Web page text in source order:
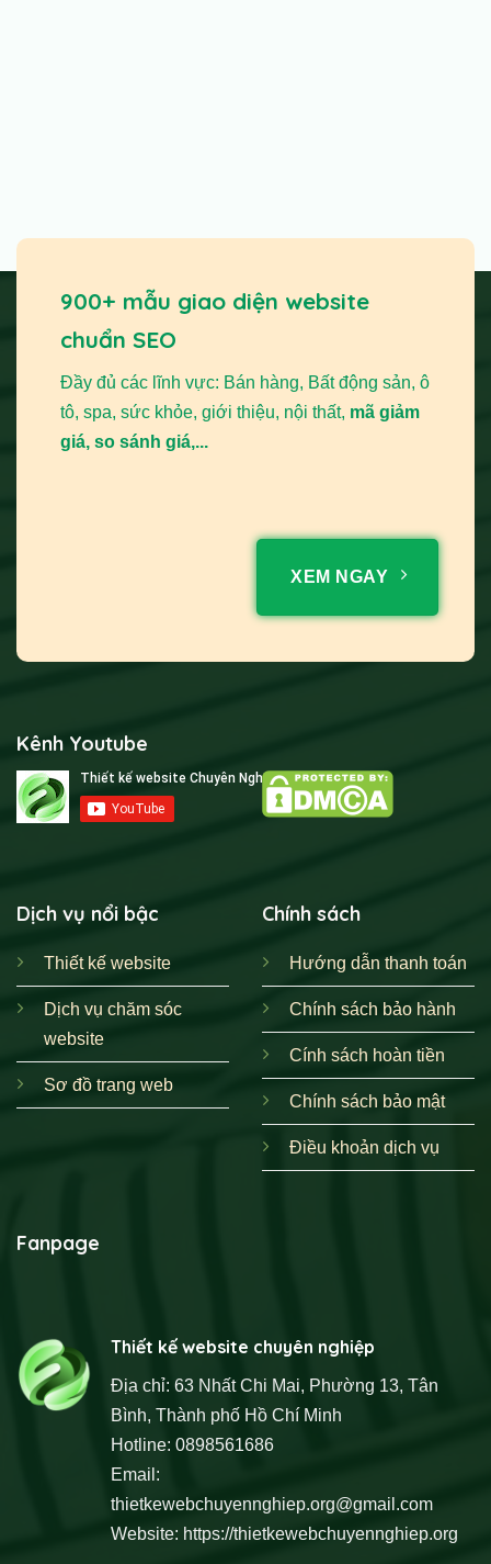
900+ mẫu giao diện website
chuẩn SEO
Đầy đủ các lĩnh vực: Bán hàng, Bất động sản, ô
tô, spa, sức khỏe, giới thiệu, nội thất, mã giảm
giá, so sánh giá,...
XEM NGAY
Kênh Youtube
Dịch vụ nổi bậc
Thiết kế website
Dịch vụ chăm sóc
website
Sơ đồ trang web
Chính sách
Hướng dẫn thanh toán
Chính sách bảo hành
Cính sách hoàn tiền
Chính sách bảo mật
Điều khoản dịch vụ
Fanpage
Thiết kế website chuyên nghiệp
Địa chỉ: 63 Nhất Chi Mai, Phường 13, Tân
Bình, Thành phố Hồ Chí Minh
Hotline: 0898561686
Email:
thietkewebchuyennghiep.org@gmail.com
Website: https://thietkewebchuyennghiep.org